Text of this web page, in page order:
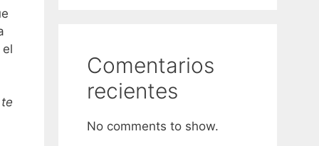
te
Comentarios
recientes
No comments to show.